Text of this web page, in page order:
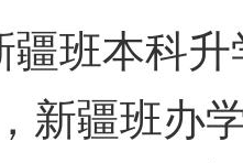
疆班本科
新疆班办